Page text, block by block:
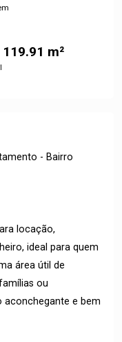
119.91 m²
- Bairro
locação,
ideal para quem
área útil de
ou
aconchegante e bem